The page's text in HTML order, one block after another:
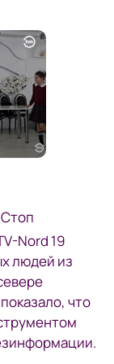
Nord 19
людей из
что